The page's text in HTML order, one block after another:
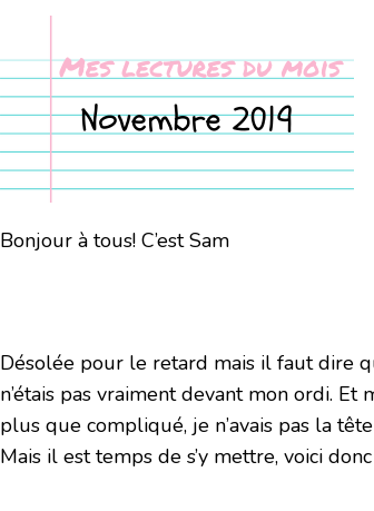
Bonjour à tous! C’est Sam
Désolée pour le retard mais il faut dire
n’étais pas vraiment devant mon ordi.
plus que compliqué, je n’avais pas la
Mais il est temps de s’y mettre, voici